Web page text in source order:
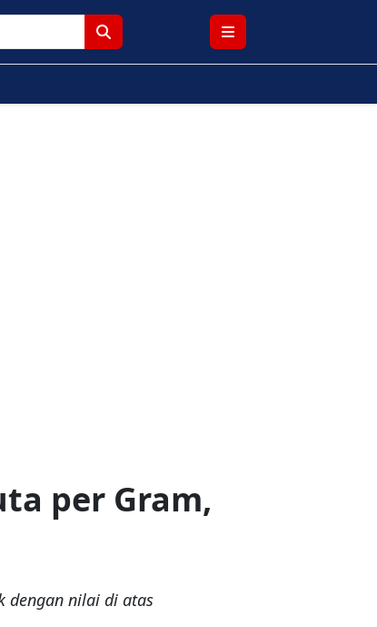
per Gram,
dengan nilai di atas